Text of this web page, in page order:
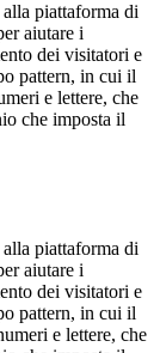
piattaforma di
aiutare i
dei visitatori e
pattern, in cui il
e lettere, che
che imposta il
piattaforma di
aiutare i
dei visitatori e
pattern, in cui il
e lettere, che